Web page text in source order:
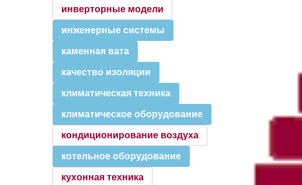
инверторные модели
инженерные системы
каменная вата
качество изоляции
климатическая техника
климатическое оборудование
кондиционирование воздуха
котельное оборудование
кухонная техника